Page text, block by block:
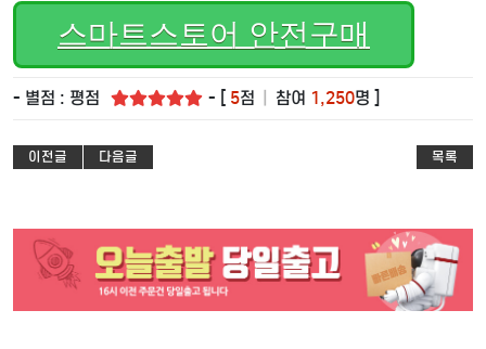
스마트스토어 안전구매
- 별점 : 평점 - [ 5점 참여 1,250명 ]
이전글 다음글 목록